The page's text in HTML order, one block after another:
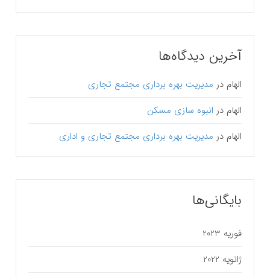
آخرین دیدگاه‌ها
الهام در مدیریت بهره برداری مجتمع تجاری
الهام در انبوه سازی مسکن
الهام در مدیریت بهره برداری مجتمع تجاری و اداری
بایگانی‌ها
فوریه 2023
ژانویه 2022